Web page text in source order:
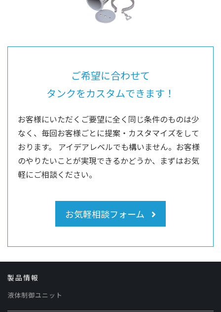
ご希望に合わせて
タンクをカスタムできます！
お客様にいただくご要望に全く同じ条件のものは少
なく、毎回お客様ごとに提案・カスタマイズをして
おります。 アイデアレベルでも構いません。お客様
のやりたいことが実現できるかどうか、まずはお気
軽にご相談ください。
お気軽相談フォーム
製品情報
液体制御ユニット